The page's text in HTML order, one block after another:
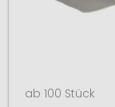
ab 100 Stück